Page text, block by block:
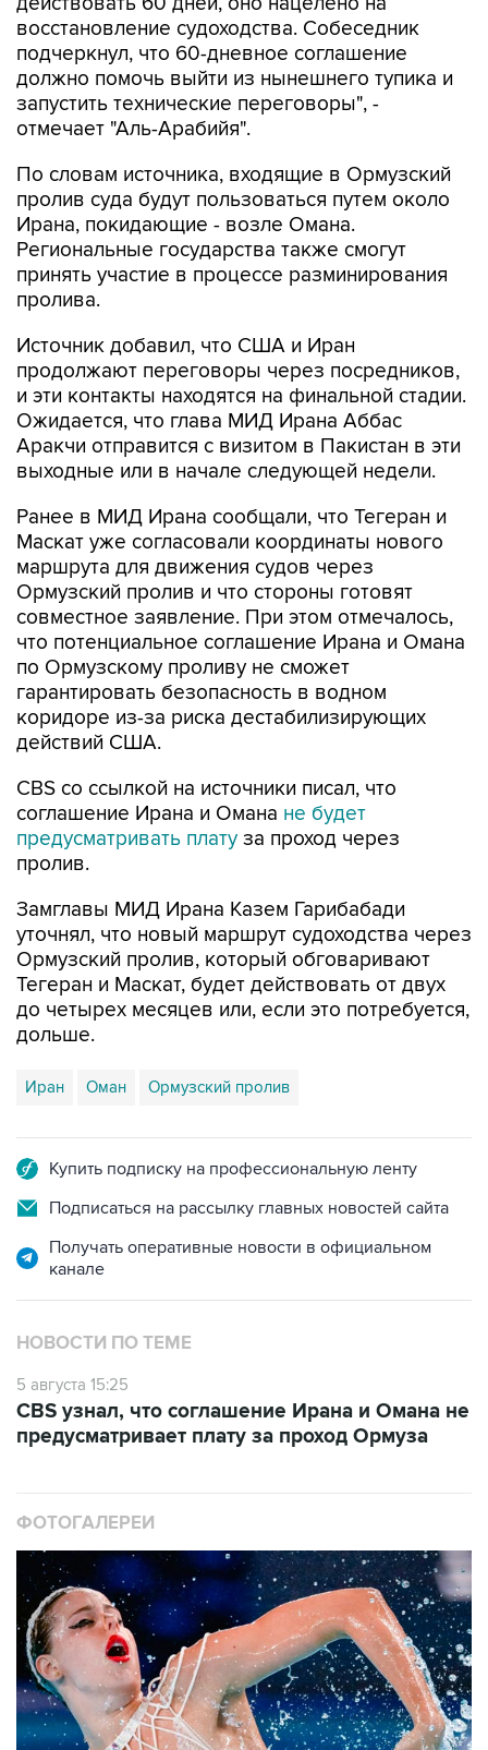
восстановление судоходства. Собеседник
подчеркнул, что 60-дневное соглашение
должно помочь выйти из нынешнего тупика и
запустить технические переговоры", -
отмечает "Аль-Арабийя".
По словам источника, входящие в Ормузский
пролив суда будут пользоваться путем около
Ирана, покидающие - возле Омана.
Региональные государства также смогут
принять участие в процессе разминирования
пролива.
Источник добавил, что США и Иран
продолжают переговоры через посредников,
и эти контакты находятся на финальной стадии.
Ожидается, что глава МИД Ирана Аббас
Аракчи отправится с визитом в Пакистан в эти
выходные или в начале следующей недели.
Ранее в МИД Ирана сообщали, что Тегеран и
Маскат уже согласовали координаты нового
маршрута для движения судов через
Ормузский пролив и что стороны готовят
совместное заявление. При этом отмечалось,
что потенциальное соглашение Ирана и Омана
по Ормузскому проливу не сможет
гарантировать безопасность в водном
коридоре из-за риска дестабилизирующих
действий США.
CBS со ссылкой на источники писал, что
соглашение Ирана и Омана не будет
предусматривать плату за проход через
пролив.
Замглавы МИД Ирана Казем Гарибабади
уточнял, что новый маршрут судоходства через
Ормузский пролив, который обговаривают
Тегеран и Маскат, будет действовать от двух
до четырех месяцев или, если это потребуется,
дольше.
Иран Оман Ормузский пролив
Купить подписку на профессиональную ленту
Подписаться на рассылку главных новостей сайта
Получать оперативные новости в официальном
канале
НОВОСТИ ПО ТЕМЕ
5 августа 15:25
CBS узнал, что соглашение Ирана и Омана не
предусматривает плату за проход Ормуза
ФОТОГАЛЕРЕИ